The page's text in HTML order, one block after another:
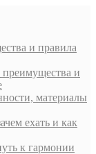
и правила
и
материалы
ехать и как
к гармонии